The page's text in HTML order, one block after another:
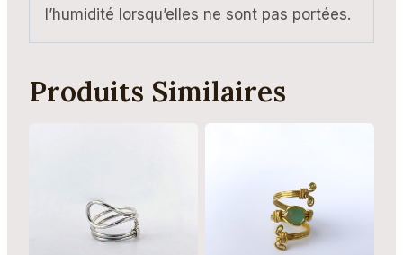
l’humidité lorsqu’elles ne sont pas portées.
Produits Similaires